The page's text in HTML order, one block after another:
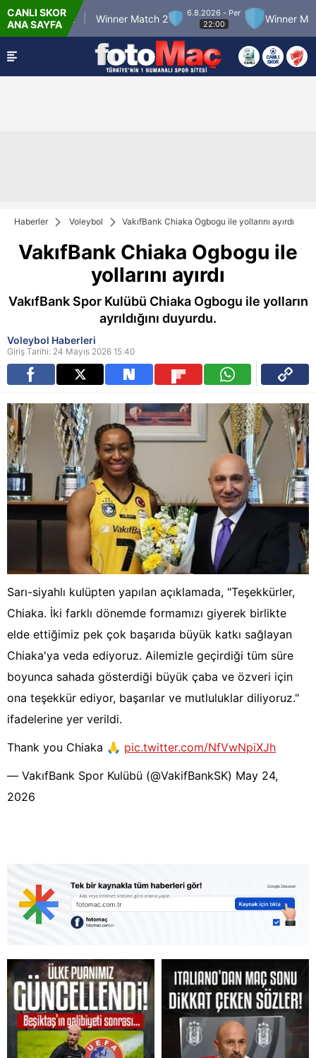
CANLI SKOR
ANA SAYFA
Match 12 Winner Match 2
6.8.2026 - Per
22:00
Winner
Haberler Voleybol VakıfBank Chiaka Ogbogu ile yollarını ayırdı
VakıfBank Chiaka Ogbogu ile
yollarını ayırdı
VakıfBank Spor Kulübü Chiaka Ogbogu ile yolların
ayrıldığını duyurdu.
Voleybol Haberleri
Giriş Tarihi: 24 Mayıs 2026 15:40
Sarı-siyahlı kulüpten yapılan açıklamada, "Teşekkürler,
Chiaka. İki farklı dönemde formamızı giyerek birlikte
elde ettiğimiz pek çok başarıda büyük katkı sağlayan
Chiaka'ya veda ediyoruz. Ailemizle geçirdiği tüm süre
boyunca sahada gösterdiği büyük çaba ve özveri için
ona teşekkür ediyor, başarılar ve mutluluklar diliyoruz."
ifadelerine yer verildi.
Thank you Chiaka 🙏 pic.twitter.com/NfVwNpiXJh
— VakıfBank Spor Kulübü (@VakifBankSK) May 24,
2026